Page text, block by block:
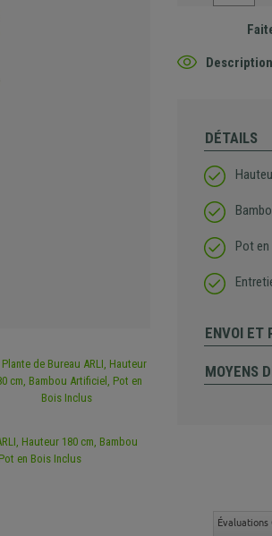
DÉTAILS
Pot
ENVOI ET
MOYENS
Évaluations